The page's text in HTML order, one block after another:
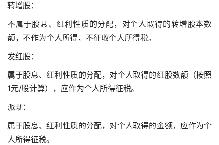
转增股：
不属于股息、红利性质的分配，对个人取得的转增股本数
额，不作为个人所得，不征收个人所得税。
发红股：
属于股息、红利性质的分配，对个人取得的红股数额（按照
1元/股计算），应作为个人所得征税。
派现：
属于股息、红利性质的分配，对个人取得的金额，应作为个
人所得征税。